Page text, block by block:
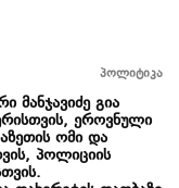
პოლიტიკა
მანჯავიძე გია
ეროვნული
ომი და
პოლიციის